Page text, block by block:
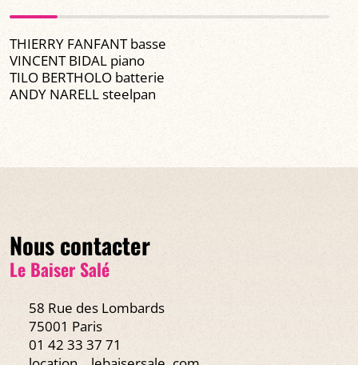
THIERRY FANFANT basse
VINCENT BIDAL piano
TILO BERTHOLO batterie
ANDY NARELL steelpan
Nous contacter
Le Baiser Salé
58 Rue des Lombards
75001 Paris
01 42 33 37 71